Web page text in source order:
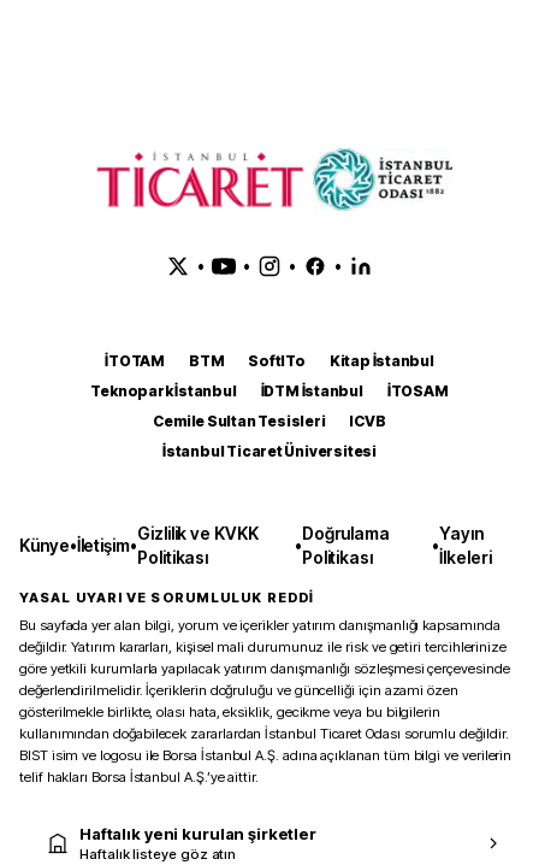
• • • •
İTOTAM BTM SoftITo
Kitap İstanbul
Teknopark İstanbul
İDTM İstanbul
İTOSAM
Cemile Sultan Tesisleri
ICVB
İstanbul Ticaret Üniversitesi
Künye•İletişim•
Gizlilik ve KVKK
Politikası
•
Doğrulama
Politikası
•
Yayın
İlkeleri
YASAL UYARI VE SORUMLULUK REDDİ
Bu sayfada yer alan bilgi, yorum ve içerikler yatırım danışmanlığı kapsamında
değildir. Yatırım kararları, kişisel mali durumunuz ile risk ve getiri tercihlerinize
göre yetkili kurumlarla yapılacak yatırım danışmanlığı sözleşmesi çerçevesinde
değerlendirilmelidir. İçeriklerin doğruluğu ve güncelliği için azami özen
gösterilmekle birlikte, olası hata, eksiklik, gecikme veya bu bilgilerin
kullanımından doğabilecek zararlardan İstanbul Ticaret Odası sorumlu değildir.
BIST isim ve logosu ile Borsa İstanbul A.Ş. adına açıklanan tüm bilgi ve verilerin
telif hakları Borsa İstanbul A.Ş.’ye aittir.
Haftalık yeni kurulan şirketler
Haftalık listeye göz atın